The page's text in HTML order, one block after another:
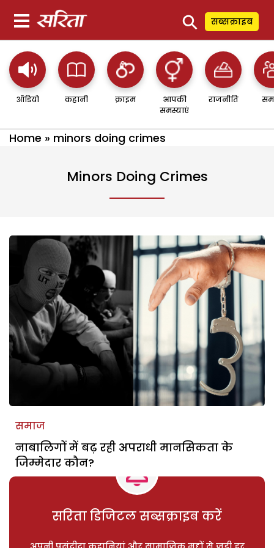
⚲ सब्सक्राइब
ऑडियो कहानी क्राइम
आपकी
समस्याएं
राजनीति
Home » minors doing crimes
Minors Doing Crimes
समाज
नाबालिगों में बढ़ रही अपराधी मानसिकता के
जिम्मेदार कौन?
सरिता डिजिटल सब्सक्राइब करें